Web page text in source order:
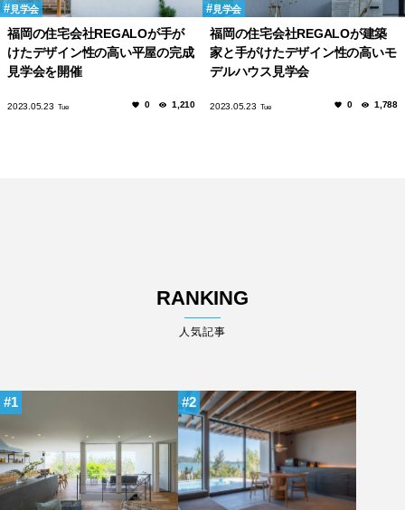
見学会
福岡の住宅会社REGALOが手が
けたデザイン性の高い平屋の完成
見学会を開催
2023.05.23 Tue 0 1,210
見学会
福岡の住宅会社REGALOが建築
家と手がけたデザイン性の高いモ
デルハウス見学会
2023.05.23 Tue 0 1,788
RANKING
人気記事
1 2